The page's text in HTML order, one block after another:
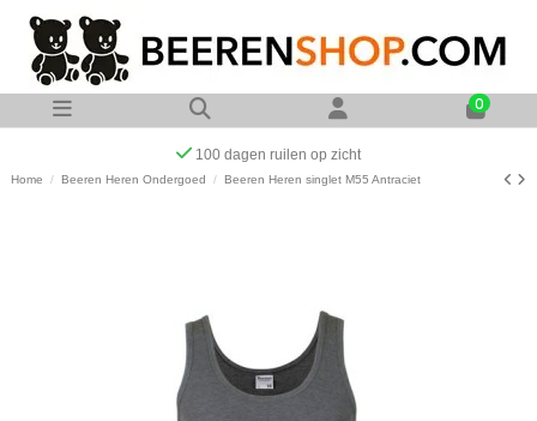
0
Op werkdagen voor 23:00 uur besteld zelfde dag
Home Beeren Heren Ondergoed Beeren Heren singlet M55 Antraciet